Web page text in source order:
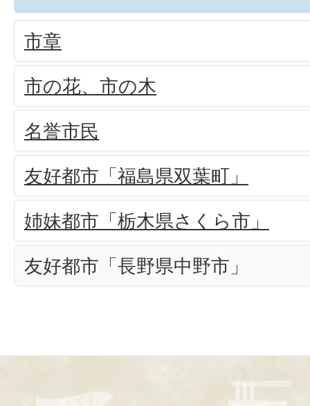
市章
市の花、市の木
名誉市民
友好都市「福島県双葉町」
姉妹都市「栃木県さくら市」
友好都市「長野県中野市」